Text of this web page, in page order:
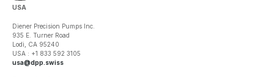
USA
Diener Precision Pumps Inc.
935 E. Turner Road
Lodi, CA 95240
USA : +1 833 592 3105
usa@dpp.swiss